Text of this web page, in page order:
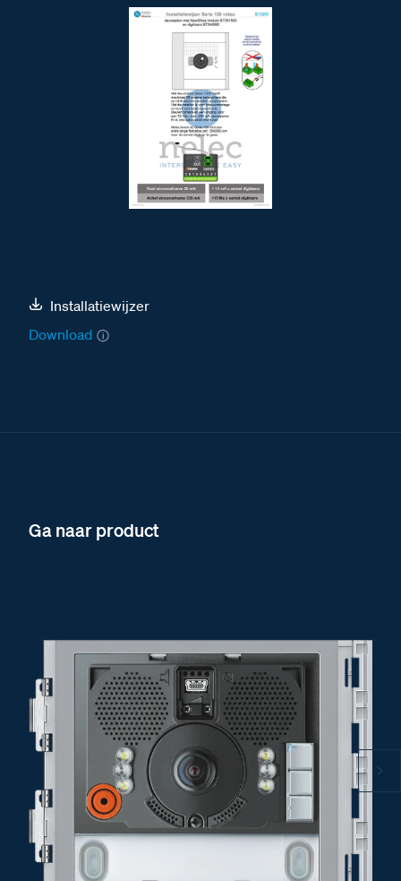
Installatiewijzer
Download
Ga naar product